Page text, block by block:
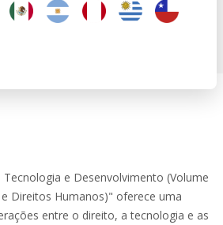
e Desenvolvimento (Volume
Direitos Humanos)" oferece uma
entre o direito, a tecnologia e as